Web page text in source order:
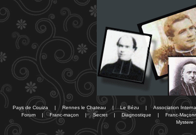
Pays de Couiza | Rennes le Chateau | Le Bézu | Association
Forum
| Franc-maçon | Secret | Diagnostique | Franc-
Mystere